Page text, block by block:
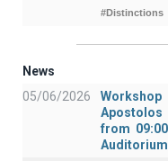
#Distinctions
News
05/06/2026
Apostolos
from
Auditorium